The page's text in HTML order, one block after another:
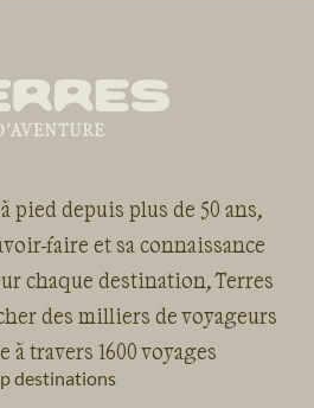
pied depuis plus de 50 ans,
faire et sa connaissance
chaque destination, Terres
des milliers de voyageurs
à travers 1600 voyages
destinations